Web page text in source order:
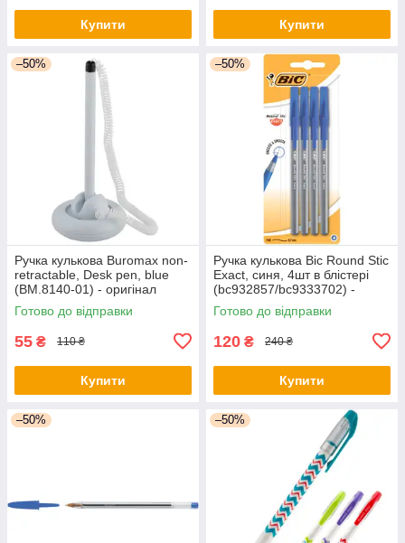
Купити Купити
–50%
Ручка кулькова Buromax non-
retractable, Desk pen, blue
(BM.8140-01) - оригінал
Готово до відправки
55 ₴ 110 ₴
Купити
–50%
Ручка кулькова Bic Round Stic
Exact, синя, 4шт в блістері
(bc932857/bc9333702) -
оригінал
Готово до відправки
120 ₴ 240 ₴
Купити
–50% –50%